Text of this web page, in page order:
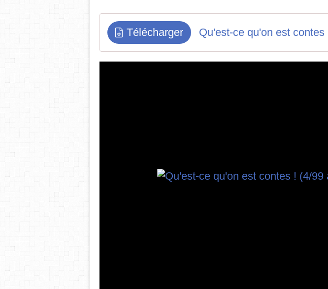
Télécharger Qu'est-ce qu'on est contes